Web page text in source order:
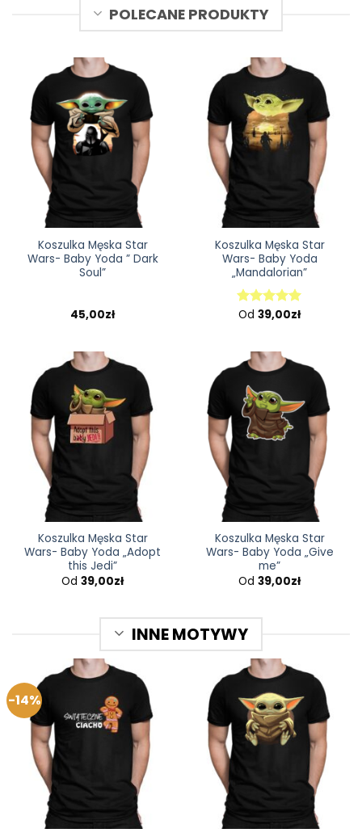
POLECANE PRODUKTY
Koszulka Męska Star
Wars- Baby Yoda ” Dark
Soul”
45,00zł
Koszulka Męska Star
Wars- Baby Yoda
„Mandalorian”
Oceniono
Od 39,00zł
Koszulka Męska Star
Wars- Baby Yoda „Adopt
this Jedi”
Od 39,00zł
Koszulka Męska Star
Wars- Baby Yoda „Give
me”
Od 39,00zł
INNE MOTYWY
-14%